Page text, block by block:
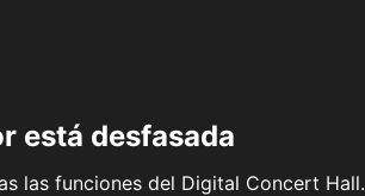
está desfasada
las funciones del Digital Concert Hall.